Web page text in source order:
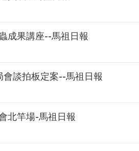
成果講座--馬祖日報
談拍板定案--馬祖日報
北竿場-馬祖日報